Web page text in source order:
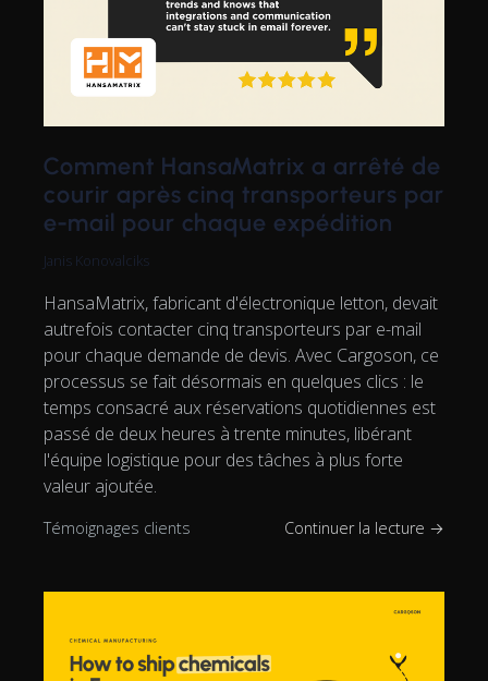
Comment HansaMatrix a arrêté de
courir après cinq transporteurs par
e-mail pour chaque expédition
Janis Konovalciks
HansaMatrix, fabricant d'électronique letton, devait
autrefois contacter cinq transporteurs par e-mail
pour chaque demande de devis. Avec Cargoson, ce
processus se fait désormais en quelques clics : le
temps consacré aux réservations quotidiennes est
passé de deux heures à trente minutes, libérant
l'équipe logistique pour des tâches à plus forte
valeur ajoutée.
Témoignages clients Continuer la lecture →